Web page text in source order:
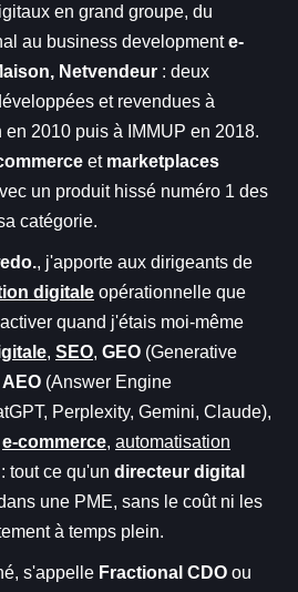
en grand groupe, du
au business developmente-
Netvendeur : deux
et revendues à
2010 puis à IMMUP en 2018.
et marketplaces
un produit hissé numéro 1 des
catégorie.
, j'apporte aux dirigeants de
digitale opérationnelle que
quand j'étais moi-même
, SEO, GEO (Generative
AEO (Answer Engine
Perplexity, Gemini, Claude),
e-commerce, automatisation
: tout ce qu'un directeur digital
une PME, sans le coût ni les
à temps plein.
s'appelle Fractional CDO ou